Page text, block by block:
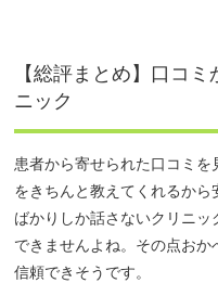
【総評まとめ】口コ
ニック
患者から寄せられた口コミを
をきちんと教えてくれるか
ばかりしか話さないクリニ
できませんよね。その点お
信頼できそうです。